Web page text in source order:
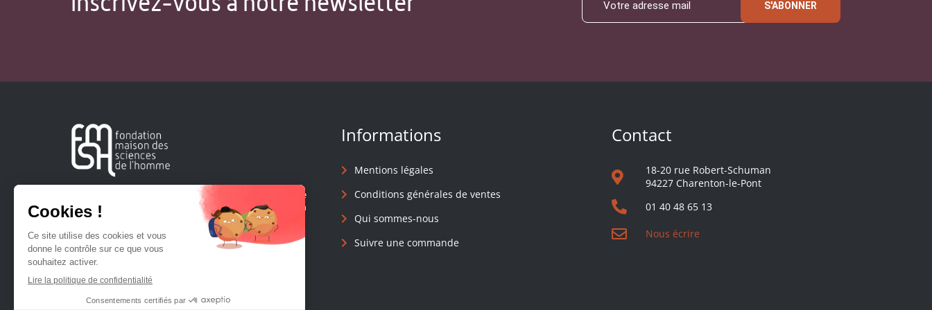
S'ABONNER
Créée en 1963, la Fondation Maison Sciences de l'Homme
soutient la recherche et la diffusion des connaissances en
sciences humaines et sociales.
Informations
Mentions légales
Conditions générales de ventes
Qui sommes-nous
Suivre une commande
Contact
18-20 rue Robert-Schuman
94227 Charenton-le-Pont
01 40 48 65 13
Nous écrire